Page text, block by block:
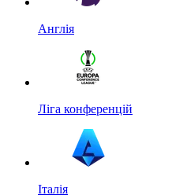
Англія
Ліга конференцій
Італія